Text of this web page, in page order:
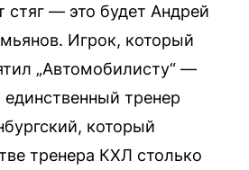
— это будет Андрей
Игрок, который
„Автомобилисту“ —
тренер
который
тренера КХЛ столько